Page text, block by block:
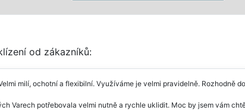
od zákazníků:
milí, ochotní a flexibilní. Využíváme je velmi pravidelně. Rozhodně
Varech potřebovala velmi nutně a rychle uklidit. Moc by jsem vám